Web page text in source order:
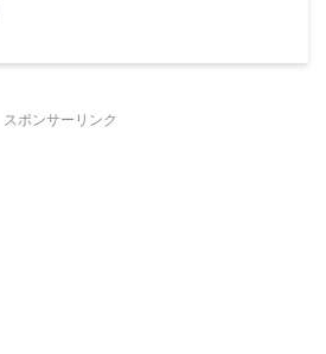
スポンサーリンク